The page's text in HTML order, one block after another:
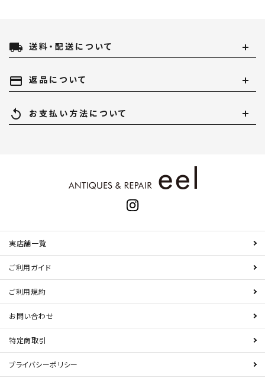
local_shipping 送料・配送について
payment 返品について
replay お支払い方法について
実店舗一覧
ご利用ガイド
ご利用規約
お問い合わせ
特定商取引
プライバシーポリシー